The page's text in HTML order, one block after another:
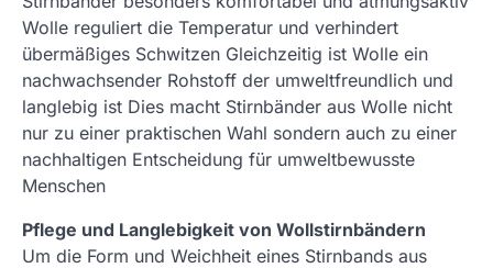
Wolle reguliert die Temperatur und verhindert
übermäßiges Schwitzen Gleichzeitig ist Wolle ein
nachwachsender Rohstoff der umweltfreundlich und
langlebig ist Dies macht Stirnbänder aus Wolle nicht
nur zu einer praktischen Wahl sondern auch zu einer
nachhaltigen Entscheidung für umweltbewusste
Menschen
Pflege und Langlebigkeit von Wollstirnbändern
Um die Form und Weichheit eines Stirnbands aus